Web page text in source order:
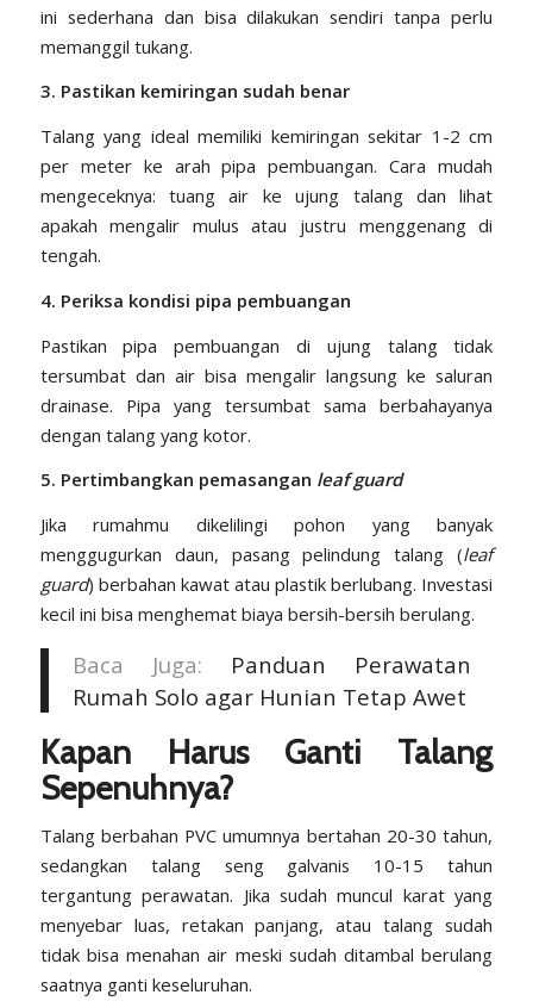
ini sederhana dan bisa dilakukan sendiri tanpa perlu
memanggil tukang.
3. Pastikan kemiringan sudah benar
Talang yang ideal memiliki kemiringan sekitar 1-2 cm
per meter ke arah pipa pembuangan. Cara mudah
mengeceknya: tuang air ke ujung talang dan lihat
apakah mengalir mulus atau justru menggenang di
tengah.
4. Periksa kondisi pipa pembuangan
Pastikan pipa pembuangan di ujung talang tidak
tersumbat dan air bisa mengalir langsung ke saluran
drainase. Pipa yang tersumbat sama berbahayanya
dengan talang yang kotor.
5. Pertimbangkan pemasangan leaf guard
Jika rumahmu dikelilingi pohon yang banyak
menggugurkan daun, pasangpelindung talang (leaf
guard) berbahan kawat atau plastik berlubang. Investasi
kecil ini bisa menghemat biaya bersih-bersih berulang.
Baca Juga: Panduan Perawatan
Rumah Solo agar Hunian Tetap Awet
Kapan Harus Ganti Talang
Sepenuhnya?
Talang berbahan PVC umumnya bertahan 20-30 tahun,
sedangkan talang seng galvanis 10-15 tahun
tergantung perawatan. Jika sudah muncul karat yang
menyebar luas, retakan panjang, atau talang sudah
tidak bisa menahan air meski sudah ditambal berulang
saatnya ganti keseluruhan.